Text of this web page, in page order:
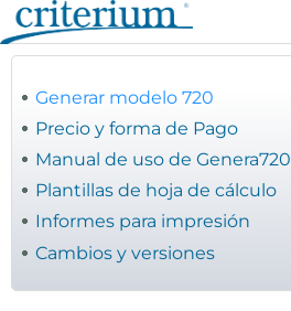
Pasar
al
principal
Generar modelo 720
Precio y forma de Pago
Manual de uso de Genera720
Plantillas de hoja de cálculo
Informes para impresión
Cambios y versiones